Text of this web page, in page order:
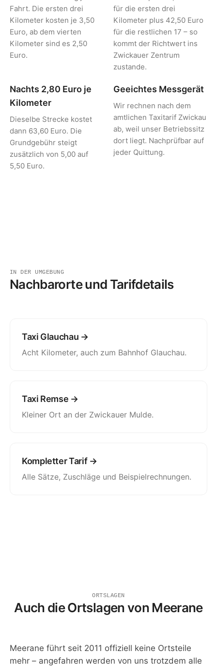
Fahrt. Die ersten drei
Kilometer kosten je 3,50
Euro, ab dem vierten
Kilometer sind es 2,50
Euro.
für die ersten drei
Kilometer plus 42,50 Euro
für die restlichen 17 – so
kommt der Richtwert ins
Zwickauer Zentrum
zustande.
Nachts 2,80 Euro je
Kilometer
Dieselbe Strecke kostet
dann 63,60 Euro. Die
Grundgebühr steigt
zusätzlich von 5,00 auf
5,50 Euro.
Geeichtes Messgerät
Wir rechnen nach dem
amtlichen Taxitarif Zwickau
ab, weil unser Betriebssitz
dort liegt. Nachprüfbar auf
jeder Quittung.
IN DER UMGEBUNG
Nachbarorte und Tarifdetails
Taxi Glauchau →
Acht Kilometer, auch zum Bahnhof Glauchau.
Taxi Remse →
Kleiner Ort an der Zwickauer Mulde.
Kompletter Tarif →
Alle Sätze, Zuschläge und Beispielrechnungen.
ORTSLAGEN
Auch die Ortslagen von Meerane
Meerane führt seit 2011 offiziell keine Ortsteile
mehr – angefahren werden von uns trotzdem alle